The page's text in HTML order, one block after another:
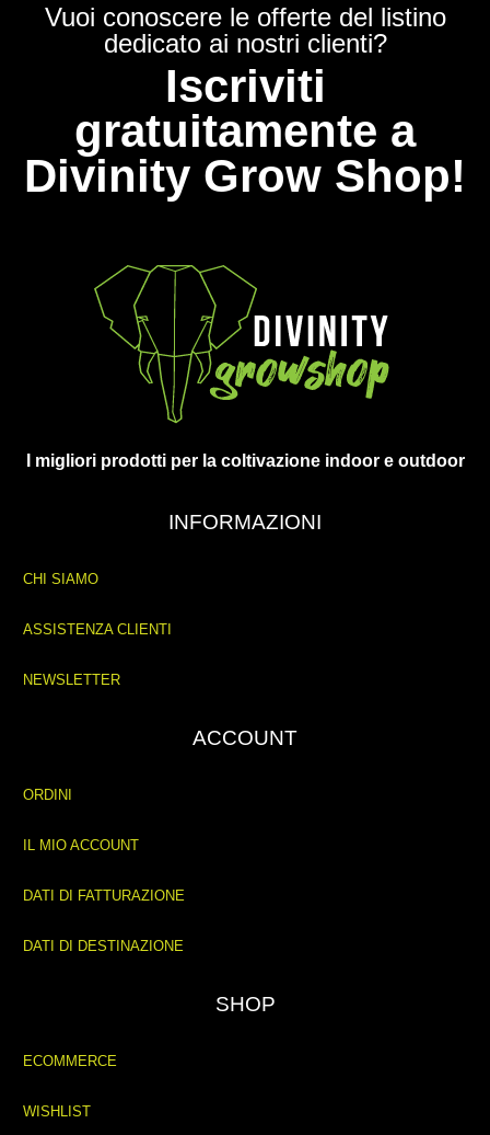
Vuoi conoscere le offerte del listino
dedicato ai nostri clienti?
Iscriviti
gratuitamente a
Divinity Grow Shop!
I migliori prodotti per la coltivazione indoor e outdoor
INFORMAZIONI
CHI SIAMO
ASSISTENZA CLIENTI
NEWSLETTER
ACCOUNT
ORDINI
IL MIO ACCOUNT
DATI DI FATTURAZIONE
DATI DI DESTINAZIONE
SHOP
ECOMMERCE
WISHLIST